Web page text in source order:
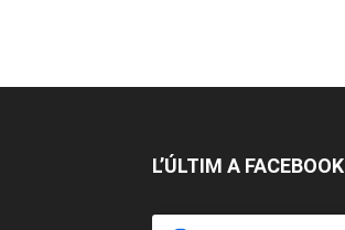
L’ÚLTIM A FACEBOOK